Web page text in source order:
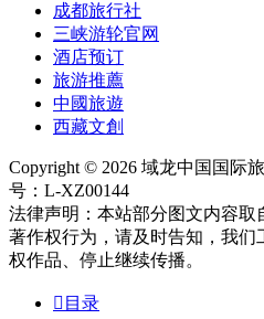
成都旅行社
三峡游轮官网
酒店预订
旅游推薦
中國旅遊
西藏文創
Copyright © 2026 域龙中国国际
号：L-XZ00144
法律声明：本站部分图文内容
著作权行为，请及时告知，我
权作品、停止继续传播。
 目录